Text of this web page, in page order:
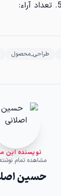
طراحی_محصول
نویسنده این
مشاهده تمام
حسین